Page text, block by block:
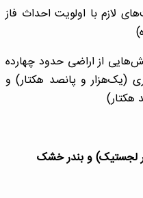
لازم با اولویت احداث فاز
از اراضی حدود چهارده
(یک‌هزار و پانصد هکتار) و
هکتار)
لجستیک) و بندر خشک